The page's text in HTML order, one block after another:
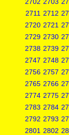
2711 2712
2720 2721
2729 2730
2738 2739
2747 2748
2756 2757
2765 2766
2774 2775
2783 2784
2792 2793
2801 2802